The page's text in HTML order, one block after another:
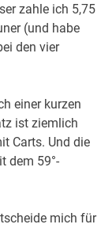
zahle ich 5,75
(und habe
den vier
einer kurzen
ist ziemlich
Carts. Und die
dem 59°-
mich für